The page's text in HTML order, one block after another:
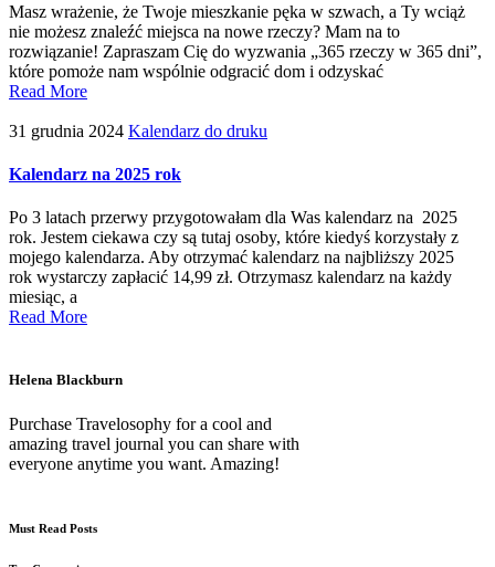
Masz wrażenie, że Twoje mieszkanie pęka w szwach, a Ty wciąż
nie możesz znaleźć miejsca na nowe rzeczy? Mam na to
rozwiązanie! Zapraszam Cię do wyzwania „365 rzeczy w 365 dni”,
które pomoże nam wspólnie odgracić dom i odzyskać
Read More
31 grudnia 2024 Kalendarz do druku
Kalendarz na 2025 rok
Po 3 latach przerwy przygotowałam dla Was kalendarz na 2025
rok. Jestem ciekawa czy są tutaj osoby, które kiedyś korzystały z
mojego kalendarza. Aby otrzymać kalendarz na najbliższy 2025
rok wystarczy zapłacić 14,99 zł. Otrzymasz kalendarz na każdy
miesiąc, a
Read More
Helena Blackburn
Purchase Travelosophy for a cool and
amazing travel journal you can share with
everyone anytime you want. Amazing!
Must Read Posts